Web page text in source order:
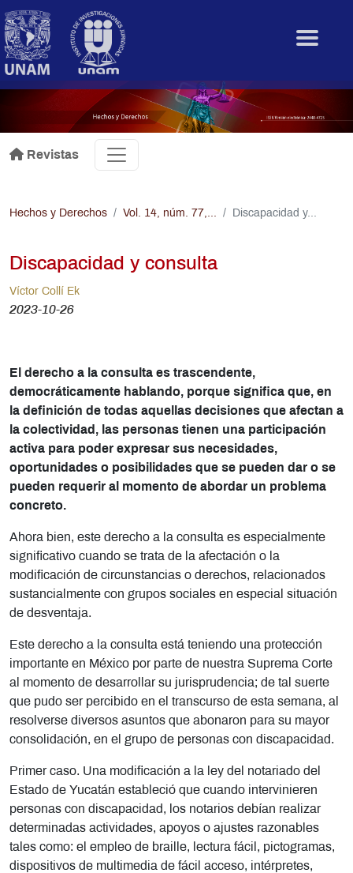
.
Revistas
Hechos y Derechos Vol. 14, núm. 77,... Discapacidad y...
Discapacidad y consulta
Víctor Collí Ek
2023-10-26
El derecho a la consulta es trascendente,
democráticamente hablando, porque significa que, en
la definición de todas aquellas decisiones que afectan a
la colectividad, las personas tienen una participación
activa para poder expresar sus necesidades,
oportunidades o posibilidades que se pueden dar o se
pueden requerir al momento de abordar un problema
concreto.
Ahora bien, este derecho a la consulta es especialmente
significativo cuando se trata de la afectación o la
modificación de circunstancias o derechos, relacionados
sustancialmente con grupos sociales en especial situación
de desventaja.
Este derecho a la consulta está teniendo una protección
importante en México por parte de nuestra Suprema Corte
al momento de desarrollar su jurisprudencia; de tal suerte
que pudo ser percibido en el transcurso de esta semana, al
resolverse diversos asuntos que abonaron para su mayor
consolidación, en el grupo de personas con discapacidad.
Primer caso. Una modificación a la ley del notariado del
Estado de Yucatán estableció que cuando intervinieren
personas con discapacidad, los notarios debían realizar
determinadas actividades, apoyos o ajustes razonables
tales como: el empleo de braille, lectura fácil, pictogramas,
dispositivos de multimedia de fácil acceso, intérpretes,